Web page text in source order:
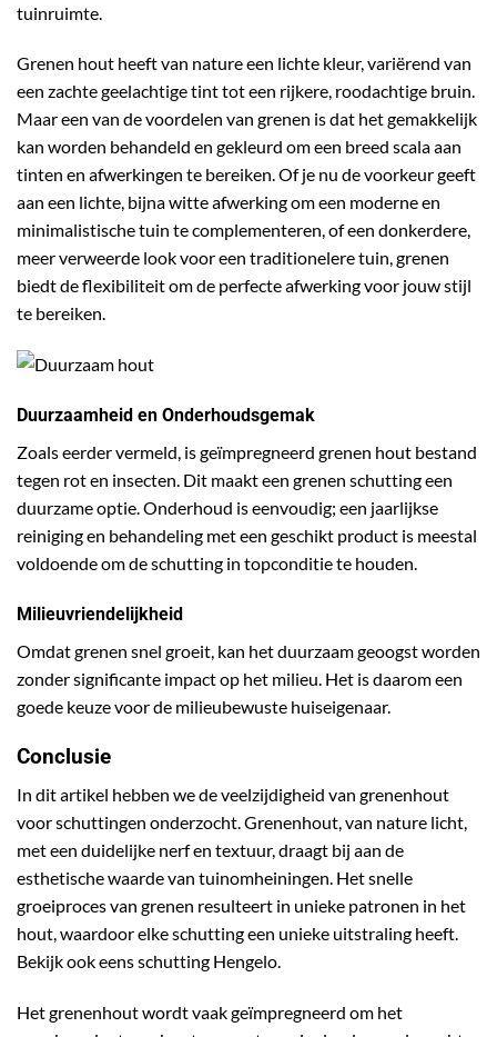
tuinruimte.
Grenen hout heeft van nature een lichte kleur, variërend van
een zachte geelachtige tint tot een rijkere, roodachtige bruin.
Maar een van de voordelen van grenen is dat het gemakkelijk
kan worden behandeld en gekleurd om een breed scala aan
tinten en afwerkingen te bereiken. Of je nu de voorkeur geeft
aan een lichte, bijna witte afwerking om een moderne en
minimalistische tuin te complementeren, of een donkerdere,
meer verweerde look voor een traditionelere tuin, grenen
biedt de flexibiliteit om de perfecte afwerking voor jouw stijl
te bereiken.
Duurzaamheid en Onderhoudsgemak
Zoals eerder vermeld, is geïmpregneerd grenen hout bestand
tegen rot en insecten. Dit maakt een grenen schuttingeen
duurzame optie. Onderhoud is eenvoudig; een jaarlijkse
reiniging en behandeling met een geschikt product is meestal
voldoende om de schutting in topconditie te houden.
Milieuvriendelijkheid
Omdat grenen snel groeit, kan het duurzaam geoogst worden
zonder significante impact op het milieu. Het is daarom een
goede keuze voor de milieubewuste huiseigenaar.
Conclusie
In dit artikel hebben we de veelzijdigheid van grenenhout
voor schuttingen onderzocht. Grenenhout, van nature licht,
met een duidelijke nerf en textuur, draagt bij aan de
esthetische waarde van tuinomheiningen. Het snelle
groeiproces van grenen resulteert in unieke patronen in het
hout, waardoor elke schutting een unieke uitstraling heeft.
Bekijk ook eensschutting Hengelo.
Het grenenhout wordt vaak geïmpregneerd om het